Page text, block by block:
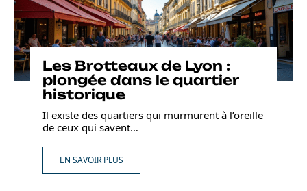
Les Brotteaux de Lyon :
plongée dans le quartier
historique
Il existe des quartiers qui murmurent à l’oreille
de ceux qui savent…
EN SAVOIR PLUS